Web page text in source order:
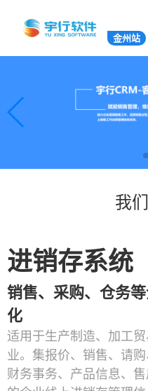
金州站
我
进销存系统
销售、采购、仓务
化
适用于生产制造、加工
业。集报价、销售、请
财务事务、产品信息、